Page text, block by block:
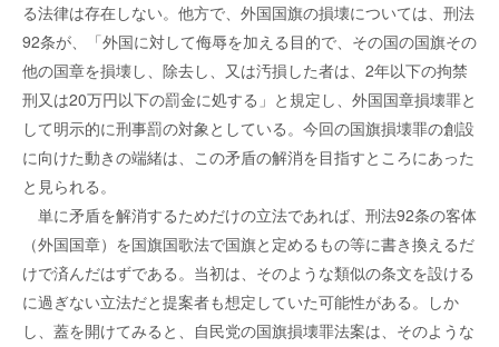
る法律は存在しない。他方で、外国国旗の損壊については、刑法
92条が、「外国に対して侮辱を加える目的で、その国の国旗その
他の国章を損壊し、除去し、又は汚損した者は、2年以下の拘禁
刑又は20万円以下の罰金に処する」と規定し、外国国章損壊罪と
して明示的に刑事罰の対象としている。今回の国旗損壊罪の創設
に向けた動きの端緒は、この矛盾の解消を目指すところにあった
と見られる。
単に矛盾を解消するためだけの立法であれば、刑法92条の客体
（外国国章）を国旗国歌法で国旗と定めるもの等に書き換えるだ
けで済んだはずである。当初は、そのような類似の条文を設ける
に過ぎない立法だと提案者も想定していた可能性がある。しか
し、蓋を開けてみると、自民党の国旗損壊罪法案は、そのような